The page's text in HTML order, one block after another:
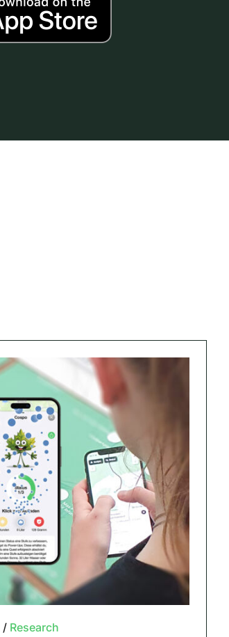
/ Research